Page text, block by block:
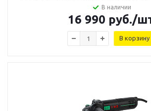
В наличии
16 990 руб./
В корзину